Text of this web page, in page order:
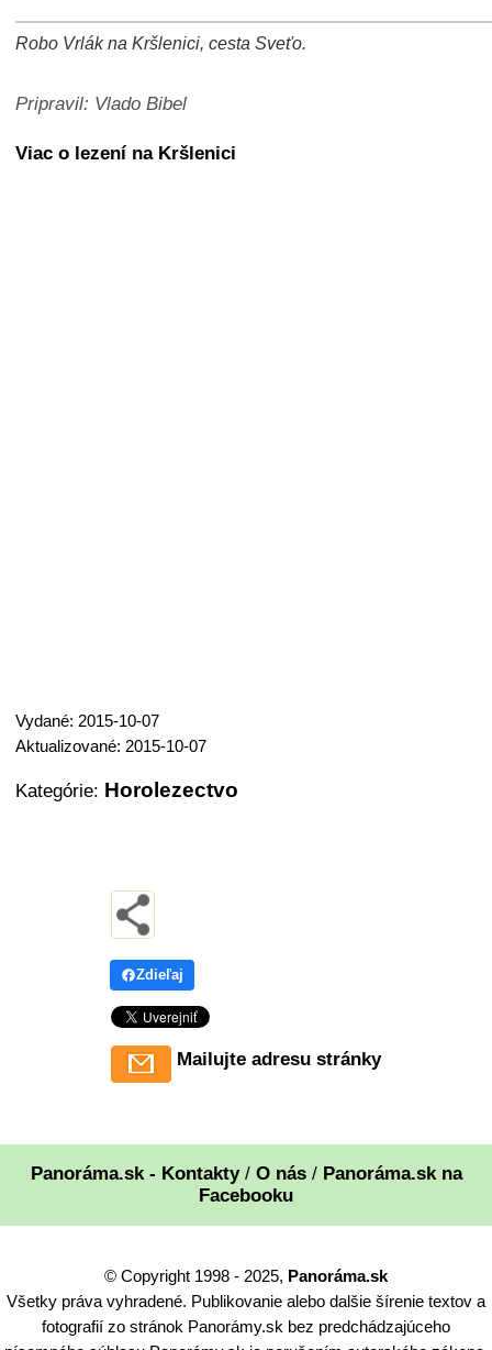
+ −
⛶
Robo Vrlák na Kršlenici, cesta Sveťo.
Pripravil: Vlado Bibel
Viac o lezení na Kršlenici
Vydané: 2015-10-07
Aktualizované: 2015-10-07
Kategórie: Horolezectvo
Zdieľaj
Mailujte adresu stránky
Panoráma.sk - Kontakty/ O nás/ Panoráma.sk na
Facebooku
© Copyright 1998 - 2025, Panoráma.sk
Všetky práva vyhradené. Publikovanie alebo dalšie šírenie textov a
fotografií zo stránok Panorámy.sk bez predchádzajúceho